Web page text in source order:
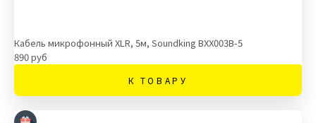
Кабель микрофонный XLR, 5м, Soundking BXX003B-5
890 руб
К ТОВАРУ